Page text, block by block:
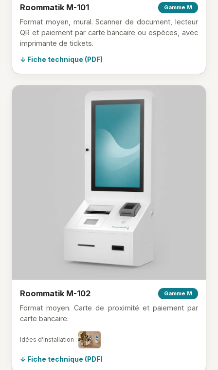
Roommatik M-101 Gamme M
Format moyen, mural. Scanner de document, lecteur
QR et paiement par carte bancaire ou espèces, avec
imprimante de tickets.
Fiche technique (PDF)
Roommatik M-102 Gamme M
Format moyen. Carte de proximité et paiement par
carte bancaire.
Idées d’installation :
Fiche technique (PDF)